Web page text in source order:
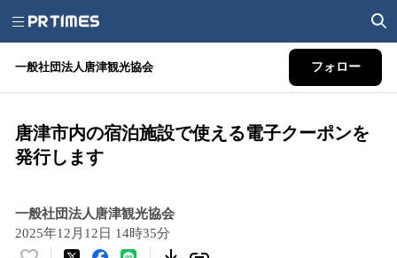
一般社団法人唐津観光協会 フォロー
唐津市内の宿泊施設で使える電子クーポンを
発行します
一般社団法人唐津観光協会
2025年12月12日 14時35分